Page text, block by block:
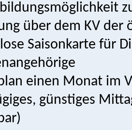
über dem KV der
Saisonkarte für
einen Monat im
günstiges